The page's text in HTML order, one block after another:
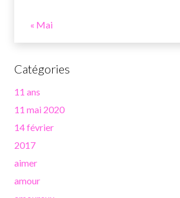
« Mai
Catégories
11 ans
11 mai 2020
14 février
2017
aimer
amour